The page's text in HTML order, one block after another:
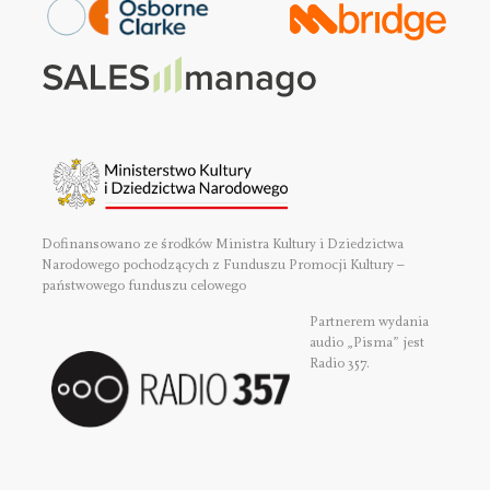
Dofinansowano ze środków Ministra Kultury i Dziedzictwa
Narodowego pochodzących z Funduszu Promocji Kultury –
państwowego funduszu celowego
Partnerem wydania
audio „Pisma” jest
Radio 357.